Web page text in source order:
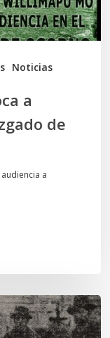
Noticias
a
de
a